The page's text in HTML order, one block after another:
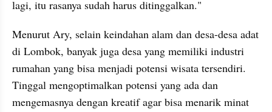
lagi, itu rasanya sudah harus ditinggalkan."
Menurut Ary, selain keindahan alam dan desa-desa adat
di Lombok, banyak juga desa yang memiliki industri
rumahan yang bisa menjadi potensi wisata tersendiri.
Tinggal mengoptimalkan potensi yang ada dan
mengemasnya dengan kreatif agar bisa menarik minat